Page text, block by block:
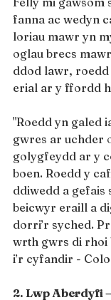
fanna ac wedyn
loriau mawr yn
oglau brecs
ddod lawr,
erial ar y ffordd
"Roedd yn galed
gwres ar uchder
golygfeydd ar y
boen. Roedd y
ddiwedd a gefais
beicwyr eraill a
dorri’r syched.
wrth gwrs di rhoi
i’r cyfandir -
2. Lwp Aberdyfi